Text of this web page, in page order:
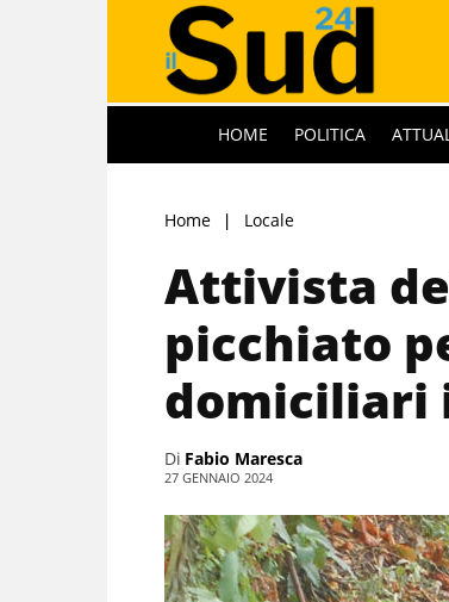
HOME POLITICA
Home Locale
Attivista
picchiato
domiciliari
Di Fabio Maresca
27 GENNAIO 2024